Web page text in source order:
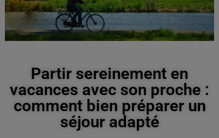
Partir sereinement en
vacances avec son proche :
comment bien préparer un
séjour adapté